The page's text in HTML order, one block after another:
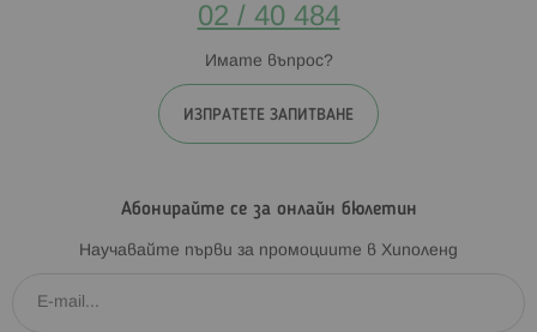
02 / 40 484
Имате въпрос?
ИЗПРАТЕТЕ ЗАПИТВАНЕ
Абонирайте се за онлайн бюлетин
Научавайте първи за промоциите в Хиполенд